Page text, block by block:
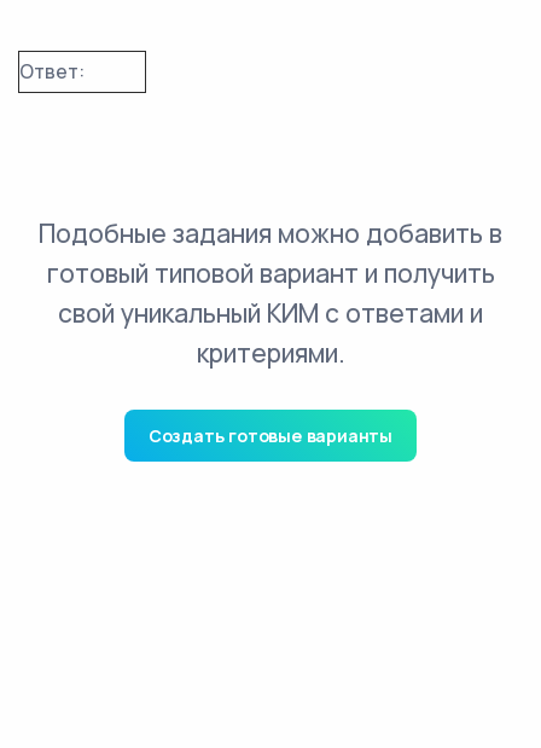
Ответ:
Подобные задания можно добавить в
готовый типовой вариант и получить
свой уникальный КИМ с ответами и
критериями.
Создать готовые варианты